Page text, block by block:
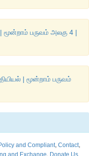
பருவம் அலகு 4 |
| மூன்றாம் பருவம்
and Compliant, Contact,
and Exchange, Donate Us.